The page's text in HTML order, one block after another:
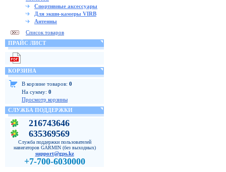
Спортивные аксессуары
Для экшн-камеры VIRB
Антенны
Список товаров
ПРАЙС ЛИСТ
КОРЗИНА
В корзине товаров: 0
На сумму: 0
Просмотр корзины
СЛУЖБА ПОДДЕРЖКИ
216743646
635369569
Служба поддержки пользователей
навигаторов GARMIN (без выходных)
support@gps.kz
+7-700-6030000